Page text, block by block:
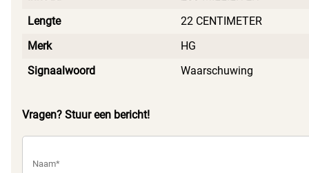
Lengte
22 CENTIMETER
Merk
HG
Signaalwoord
Waarschuwing
Vragen? Stuur een bericht!